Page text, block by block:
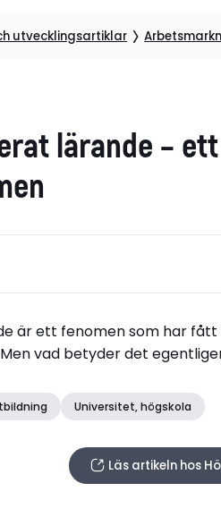
utvecklingsartiklar
lärande –
är ett fenomen som har
vad betyder det
Universitet, högskola
Läs artikeln hos